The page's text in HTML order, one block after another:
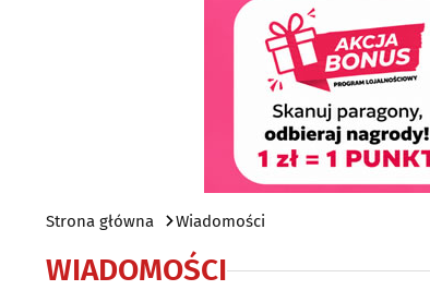
Strona główna Wiadomości
WIADOMOŚCI